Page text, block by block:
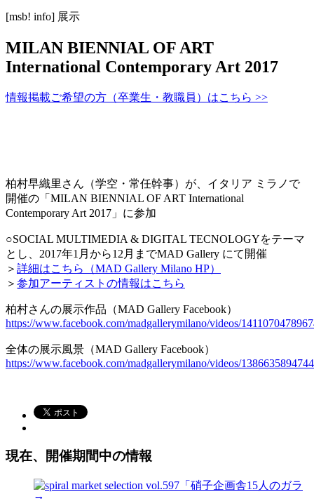
[msb! info] 展示
MILAN BIENNIAL OF ART
International Contemporary Art 2017
情報掲載ご希望の方（卒業生・教職員）はこちら >>
柏村早織里さん（学空・常任幹事）が、イタリア ミラノで
開催の「MILAN BIENNIAL OF ART International
Contemporary Art 2017」に参加
○SOCIAL MULTIMEDIA & DIGITAL TECNOLOGYをテーマ
とし、2017年1月から12月までMAD Gallery にて開催
＞ 詳細はこちら（MAD Gallery Milano HP）
＞ 参加アーティストの情報はこちら
柏村さんの展示作品（MAD Gallery Facebook）
https://www.facebook.com/madgallerymilano/videos/
全体の展示風景（MAD Gallery Facebook）
https://www.facebook.com/madgallerymilano/videos/
現在、開催期間中の情報